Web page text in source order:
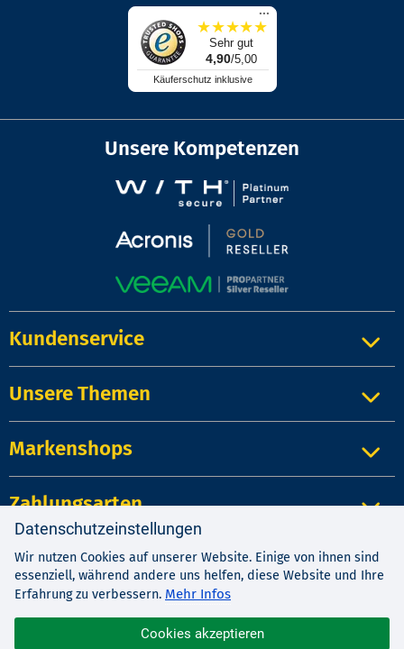
...
★★★★★
Sehr gut
4,90/5,00
Käuferschutz inklusive
Unsere Kompetenzen
Kundenservice
Unsere Themen
Markenshops
Zahlungsarten
Impressum | Kontakt|
Datenschutz
Widerrufsrecht
Datenschutzeinstellungen
Wir nutzen Cookies auf unserer Website. Einige von ihnen sind
essenziell, während andere uns helfen, diese Website und Ihre
Erfahrung zu verbessern. Mehr Infos
Cookies akzeptieren